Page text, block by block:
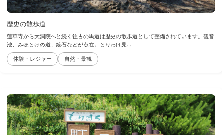
歴史の散歩道
蓮華寺から大洞院へと続く往古の馬道は歴史の散歩道として整備されています。観音
池、みほとけの道、鏡石などが点在。とりわけ見...
体験・レジャー 自然・景観